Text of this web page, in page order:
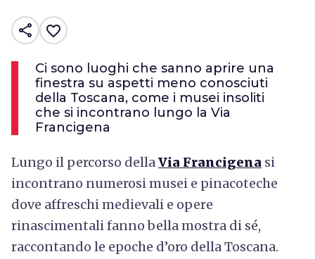
share favorite_border
Ci sono luoghi che sanno aprire una
finestra su aspetti meno conosciuti
della Toscana, come i musei insoliti
che si incontrano lungo la Via
Francigena
Lungo il percorso dellaVia Francigena si
incontrano numerosi musei e pinacoteche
dove affreschi medievali e opere
rinascimentali fanno bella mostra di sé,
raccontando le epoche d’oro della Toscana.